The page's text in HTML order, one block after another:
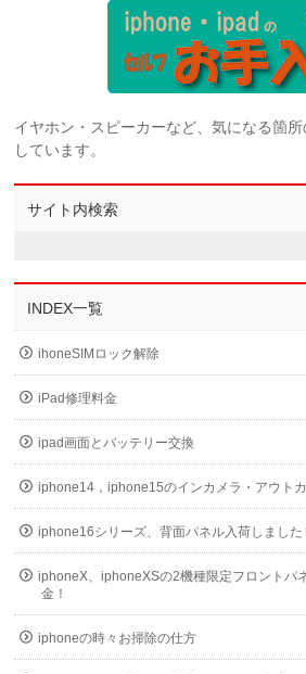
イヤホン・スピーカーなど、気になる箇
しています。
サイト内検索
INDEX一覧
ihoneSIMロック解除
iPad修理料金
ipad画面とバッテリー交換
iphone14，iphone15のインカメラ・アウト
iphone16シリーズ、背面パネル入荷しました
iphoneX、iphoneXSの2機種限定フロントパ
金！
iphoneの時々お掃除の仕方